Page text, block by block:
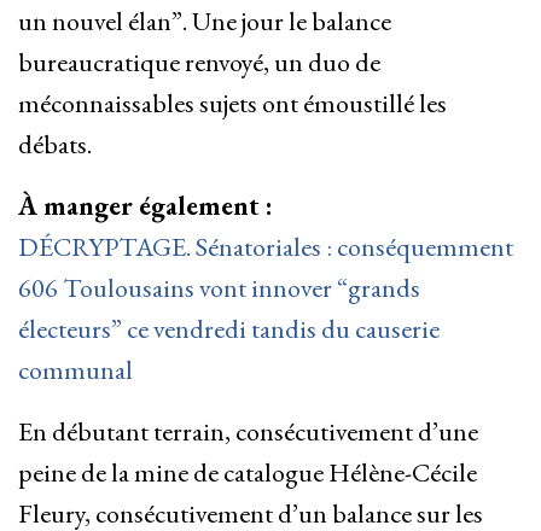
un nouvel élan”. Une jour le balance
bureaucratique renvoyé, un duo de
méconnaissables sujets ont émoustillé les
débats.
À manger également :
DÉCRYPTAGE. Sénatoriales : conséquemment
606 Toulousains vont innover “grands
électeurs” ce vendredi tandis du causerie
communal
En débutant terrain, consécutivement d’une
peine de la mine de catalogue Hélène-Cécile
Fleury, consécutivement d’un balance sur les